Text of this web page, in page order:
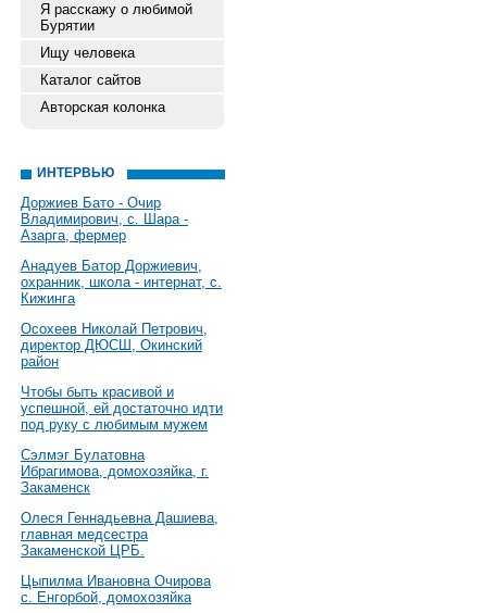
Я расскажу о любимой
Бурятии
Ищу человека
Каталог сайтов
Авторская колонка
ИНТЕРВЬЮ
Доржиев Бато - Очир
Владимирович, с. Шара -
Азарга, фермер
Анадуев Батор Доржиевич,
охранник, школа - интернат, с.
Кижинга
Осохеев Николай Петрович,
директор ДЮСШ, Окинский
район
Чтобы быть красивой и
успешной, ей достаточно идти
под руку с любимым мужем
Сэлмэг Булатовна
Ибрагимова, домохозяйка, г.
Закаменск
Олеся Геннадьевна Дашиева,
главная медсестра
Закаменской ЦРБ.
Цыпилма Ивановна Очирова
с. Енгорбой, домохозяйка